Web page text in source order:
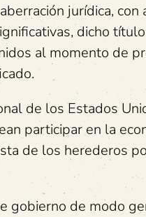
jurídica, con
dicho
al momento de
de los Estados
participar en la
de los herederos
gobierno de modo